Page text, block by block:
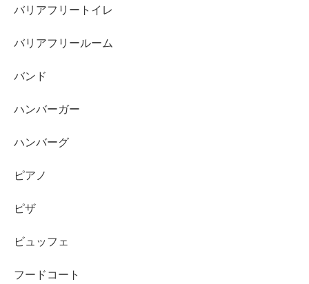
バリアフリートイレ
バリアフリールーム
バンド
ハンバーガー
ハンバーグ
ピアノ
ピザ
ビュッフェ
フードコート